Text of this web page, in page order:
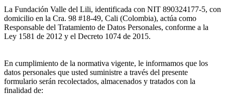
La Fundación Valle del Lili, identificada con NIT 890324177-5, con
domicilio en la Cra. 98 #18-49, Cali (Colombia), actúa como
Responsable del Tratamiento de Datos Personales, conforme a la
Ley 1581 de 2012 y el Decreto 1074 de 2015.
En cumplimiento de la normativa vigente, le informamos que los
datos personales que usted suministre a través del presente
formulario serán recolectados, almacenados y tratados con la
finalidad de: